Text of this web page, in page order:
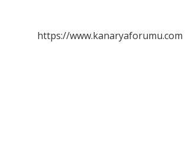
https://www.kanaryaforumu.com